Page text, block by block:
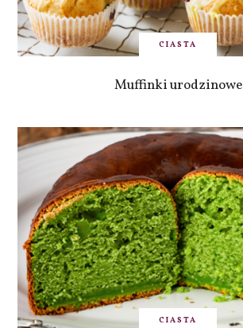
CIASTA
Muffinki urodzinowe
CIASTA